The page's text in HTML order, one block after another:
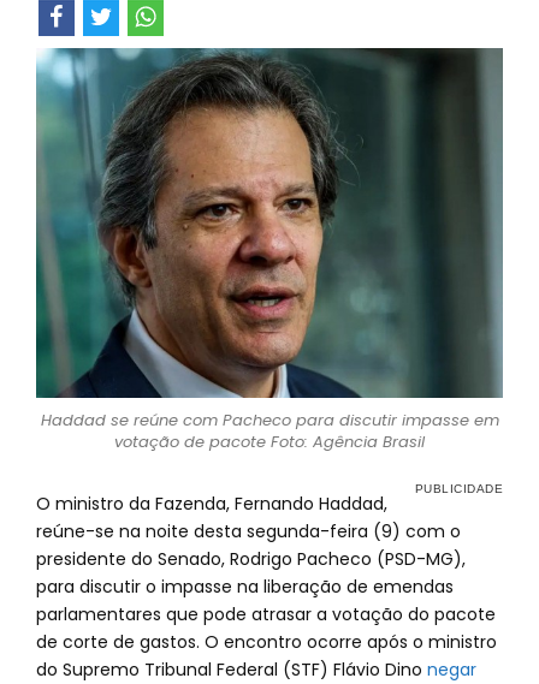
Haddad se reúne com Pacheco para discutir impasse em
votação de pacote Foto: Agência Brasil
O ministro da Fazenda, Fernando Haddad,
reúne-se na noite desta segunda-feira (9) com o
presidente do Senado, Rodrigo Pacheco (PSD-MG),
para discutir o impasse na liberação de emendas
parlamentares que pode atrasar a votação do pacote
de corte de gastos. O encontro ocorre após o ministro
do Supremo Tribunal Federal (STF) Flávio Dino negar